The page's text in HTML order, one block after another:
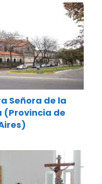
Señora de la
(Provincia de